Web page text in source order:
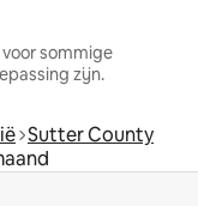
sommige
zijn.
Sutter County